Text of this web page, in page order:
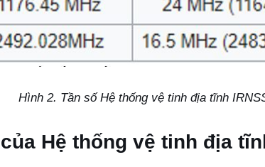
Hình 2. Tần số Hệ thống vệ tinh địa tĩnh
Hệ thống vệ tinh địa